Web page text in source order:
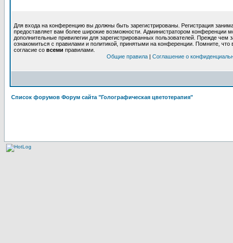
Для входа на конференцию вы должны быть зарегистрированы. Регистрация
предоставляет вам более широкие возможности. Администратором конференции
дополнительные привилегии для зарегистрированных пользователей. Прежде чем
ознакомиться с правилами и политикой, принятыми на конференции. Помните,
согласие со всеми правилами.
Общие правила | Соглашение о
Список форумов Форум сайта "Голографическая цветотерапия"